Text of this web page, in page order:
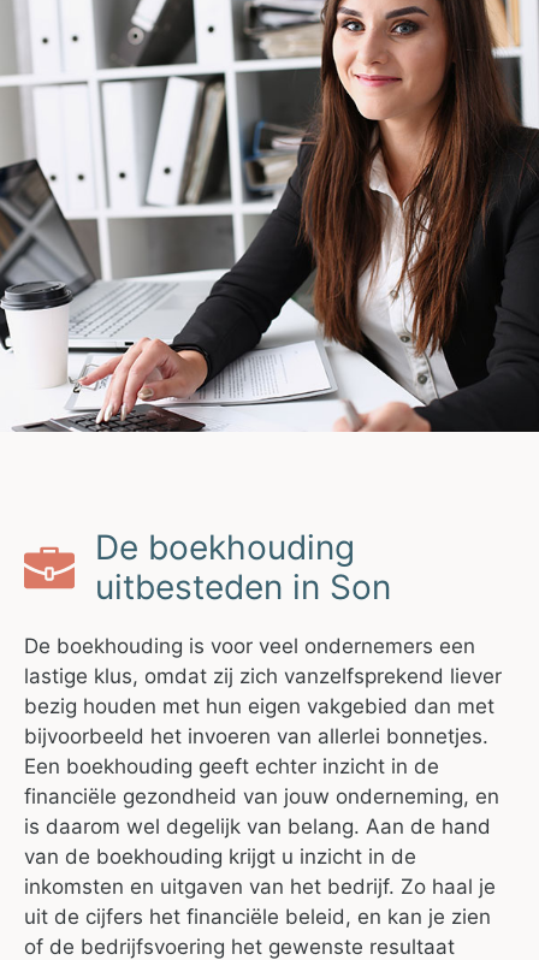
De boekhouding
uitbesteden in Son
De boekhouding is voor veel ondernemers een
lastige klus, omdat zij zich vanzelfsprekend liever
bezig houden met hun eigen vakgebied dan met
bijvoorbeeld het invoeren van allerlei bonnetjes.
Een boekhouding geeft echter inzicht in de
financiële gezondheid van jouw onderneming, en
is daarom wel degelijk van belang. Aan de hand
van de boekhouding krijgt u inzicht in de
inkomsten en uitgaven van het bedrijf. Zo haal je
uit de cijfers het financiële beleid, en kan je zien
of de bedrijfsvoering het gewenste resultaat